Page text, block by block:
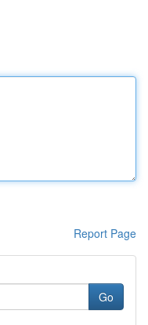
Report Page
Go